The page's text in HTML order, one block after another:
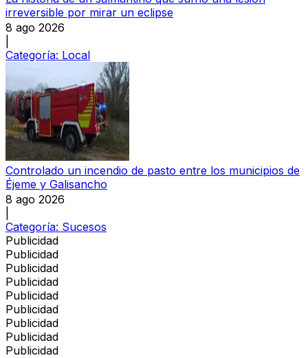
irreversible por mirar un eclipse
8 ago 2026
Categoría: Local
Controlado un incendio de pasto entre los municipios de
Éjeme y Galisancho
8 ago 2026
Categoría: Sucesos
Publicidad
Publicidad
Publicidad
Publicidad
Publicidad
Publicidad
Publicidad
Publicidad
Publicidad